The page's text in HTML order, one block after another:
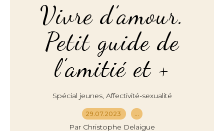
Vivre d’amour.
Petit guide de
l’amitié et +
Spécial jeunes, Affectivité-sexualité
29.07.2023 …
Par Christophe Delaigue